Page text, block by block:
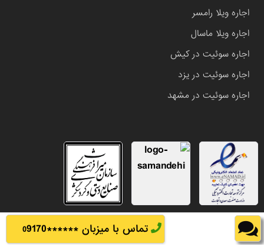
تماس با میزبان ****** 09170
اجاره ویلا رامسر
اجاره ویلا ماسال
اجاره سوئیت در کیش
اجاره سوئیت در یزد
اجاره سوئیت در مشهد
تمامی حقوق این وب سایت متعلق به املاک باشی می باشد.